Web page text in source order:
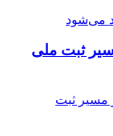
در مسیر ثبت ملی